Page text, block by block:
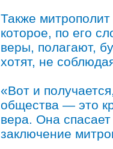
Также
которое, по его
веры, полагают,
хотят, не
«Вот и
общества — это
вера. Она
заключение